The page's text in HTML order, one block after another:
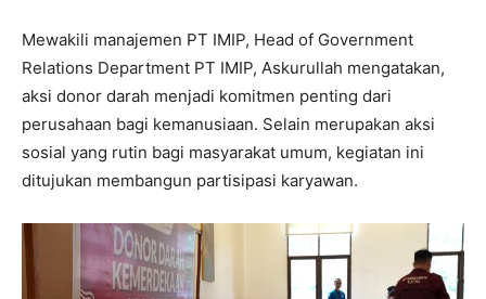
Mewakili manajemen PT IMIP, Head of Government
Relations Department PT IMIP, Askurullah mengatakan,
aksi donor darah menjadi komitmen penting dari
perusahaan bagi kemanusiaan. Selain merupakan aksi
sosial yang rutin bagi masyarakat umum, kegiatan ini
ditujukan membangun partisipasi karyawan.